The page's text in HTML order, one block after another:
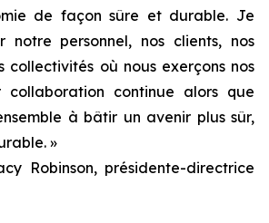
de façon sûre et durable. Je
notre personnel, nos clients, nos
collectivités où nous exerçons nos
continue alors que
à bâtir un avenir plus sûr,
durable. »
présidente-directrice